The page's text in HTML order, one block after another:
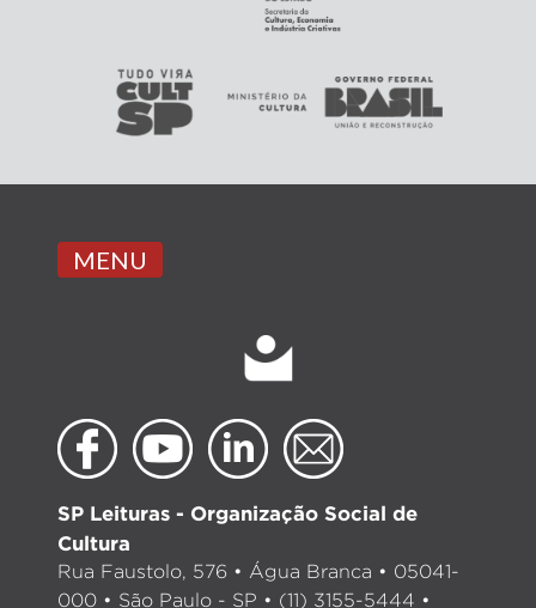
MENU
SP Leituras - Organização Social de
Cultura
Rua Faustolo, 576 • Água Branca • 05041-
000 • São Paulo - SP • (11) 3155-5444 •